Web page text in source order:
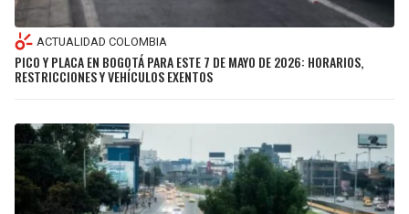
ACTUALIDAD COLOMBIA
PICO Y PLACA EN BOGOTÁ PARA ESTE 7 DE MAYO DE 2026: HORARIOS,
RESTRICCIONES Y VEHÍCULOS EXENTOS